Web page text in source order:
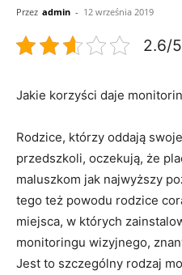
Przez admin - 12 września 2019
2.6/
Jakie korzyści daje
Rodzice, którzy oddają
przedszkoli, oczekują, że
maluszkom jak najwyższy
tego też powodu rodzice
miejsca, w których
monitoringu wizyjnego,
Jest to szczególny rodzaj